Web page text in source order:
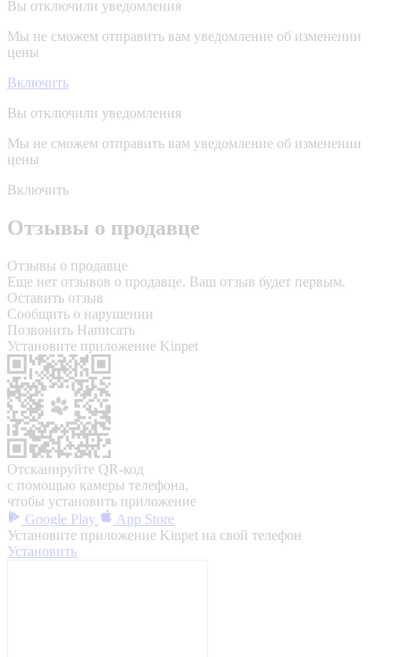
Вы отключили уведомления
Мы не сможем отправить вам уведомление об изменении
цены
Включить
Вы отключили уведомления
Мы не сможем отправить вам уведомление об изменении
цены
Включить
Отзывы о продавце
Отзывы о продавце
Еще нет отзывов о продавце. Ваш отзыв будет первым.
Оставить отзыв
Сообщить о нарушении
Позвонить Написать
Установите приложение Kinpet
Отсканируйте QR-код
с помощью камеры телефона,
чтобы установить приложение
Google Play
App Store
Установите приложение Kinpet на свой телефон
Установить